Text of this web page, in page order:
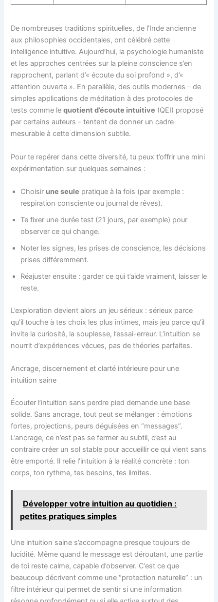
De nombreuses traditions spirituelles, de l’Inde ancienne
aux philosophies occidentales, ont célébré cette
intelligence intuitive. Aujourd’hui, la psychologie humaniste
et les approches centrées sur la pleine conscience s’en
rapprochent, parlant d’« écoute du soi profond », d’«
attention ouverte ». En parallèle, des outils modernes – de
simples applications de méditation à des protocoles de
tests comme lequotient d’écoute intuitive (QEI) proposé
par certains auteurs – tentent de donner un cadre
mesurable à cette dimension subtile.
Pour te repérer dans cette diversité, tu peux t’offrir une mini
expérimentation sur quelques semaines :
Choisir une seule pratique à la fois (par exemple :
respiration consciente ou journal de rêves).
Te fixer une durée test (21 jours, par exemple) pour
observer ce qui change.
Noter les signes, les prises de conscience, les décisions
prises différemment.
Réajuster ensuite : garder ce qui t’aide vraiment, laisser le
reste.
L’exploration devient alors un jeu sérieux : sérieux parce
qu’il touche à tes choix les plus intimes, mais jeu parce qu’il
invite la curiosité, la souplesse, l’essai-erreur. L’intuition se
nourrit d’expériences vécues, pas de théories parfaites.
Ancrage, discernement et clarté intérieure pour une
intuition saine
Écouter l’intuition sans perdre pied demande une base
solide. Sans ancrage, tout peut se mélanger : émotions
fortes, projections, peurs déguisées en “messages”.
L’ancrage, ce n’est pas se fermer au subtil, c’est au
contraire créer un sol stable pour accueillir ce qui vient sans
être emporté. Il relie l’intuition à la réalité concrète : ton
corps, ton rythme, tes besoins, tes limites.
Développer votre intuition au quotidien :
petites pratiques simples
Une intuition saine s’accompagne presque toujours de
lucidité. Même quand le message est déroutant, une partie
de toi reste calme, capable d’observer. C’est ce que
beaucoup décrivent comme une “protection naturelle” : un
filtre intérieur qui permet de sentir si une information